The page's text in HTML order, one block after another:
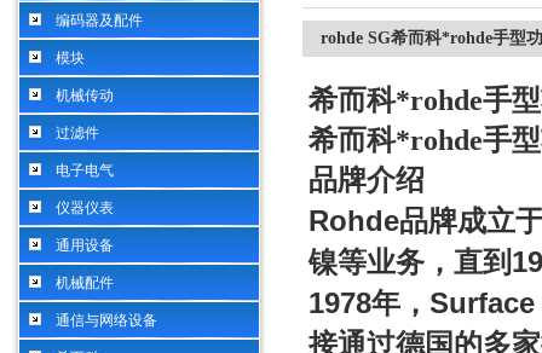
编码器及配件
模块
机械传动
过滤件
电子电气
仪器仪表
通用设备
机械配件
通信与网络设备
rohde SG希而科*rohde手型
希而科*rohde手
希而科*rohde手
品牌介绍
Rohde品牌成立
镍等业务，直到
1978年，
接通过德国的多